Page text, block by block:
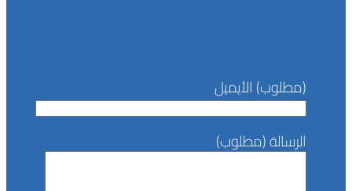
(مطلوب) الأيميل
الرسالة (مطلوب)